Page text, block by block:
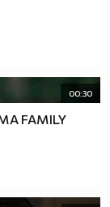
00:30
FAMILY